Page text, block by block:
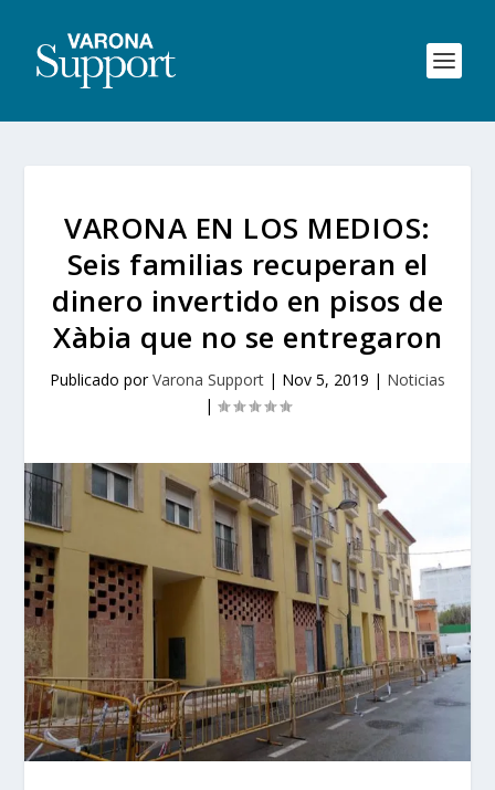
VARONA EN LOS MEDIOS:
Seis familias recuperan el
dinero invertido en pisos de
Xàbia que no se entregaron
Publicado porVarona Support | Nov 5, 2019 | Noticias
|